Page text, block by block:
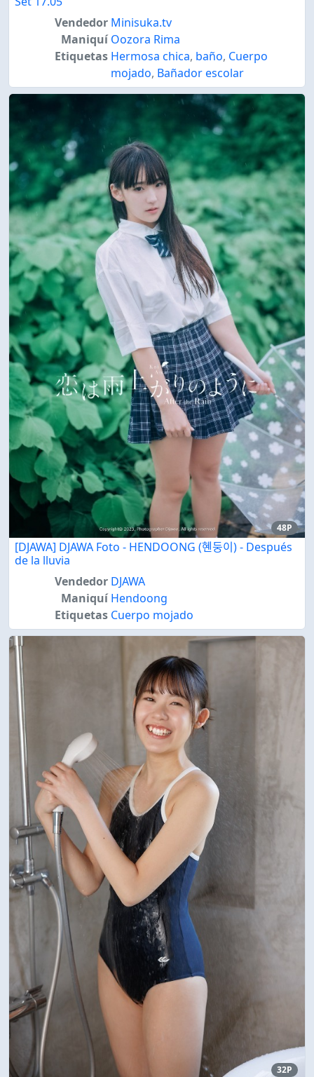
Vendedor Minisuka.tv
Maniquí Oozora Rima
Etiquetas Hermosa chica, baño, Cuerpo
mojado, Bañador escolar
48P
[DJAWA] DJAWA Foto - HENDOONG (혠둥이) - Después
de la lluvia
Vendedor DJAWA
Maniquí Hendoong
Etiquetas Cuerpo mojado
32P